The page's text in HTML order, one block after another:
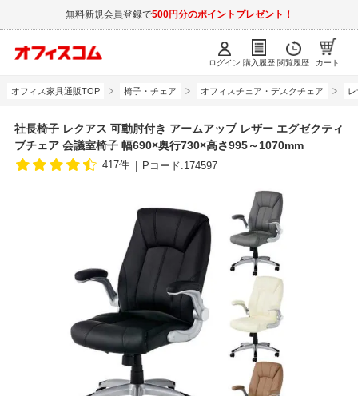
無料新規会員登録で500円分のポイントプレゼント！
ログイン 購入履歴 閲覧履歴 カート
オフィス家具通販TOP 椅子・チェア オフィスチェア・デスクチェア
社長椅子 レクアス 可動肘付き アームアップ レザー エグゼクティ
ブチェア 会議室椅子 幅690×奥行730×高さ995～1070mm
417件 Pコード:174597